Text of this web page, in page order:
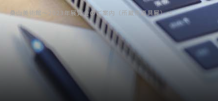
桑山美術館～2023年展覧会のご案内（所蔵茶道具展）～